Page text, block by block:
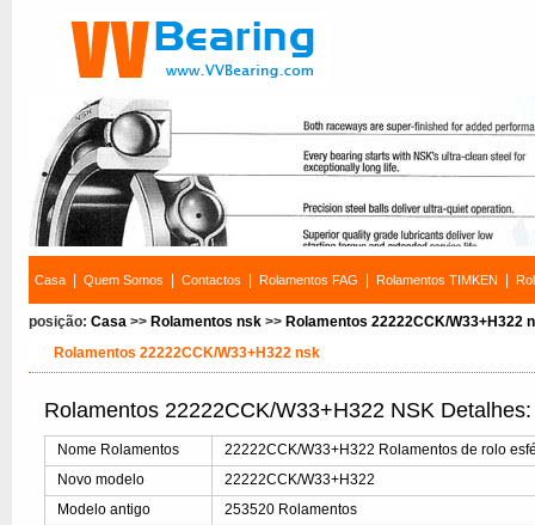
Casa Quem Somos Contactos Rolamentos FAG Rolamentos TIMKEN
posição: Casa >> Rolamentos nsk >> Rolamentos 22222CCK/W33+H322
Rolamentos 22222CCK/W33+H322 nsk
Rolamentos 22222CCK/W33+H322 NSK Detalhes:
Nome Rolamentos
22222CCK/W33+H322 Rolamentos de rolo
Novo modelo
22222CCK/W33+H322
Modelo antigo
253520 Rolamentos